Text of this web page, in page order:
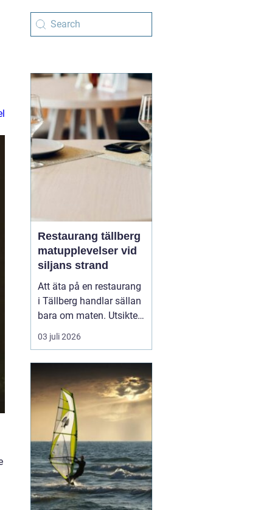
Restaurang tällberg
matupplevelser vid
siljans strand
Att äta på en restaurang
i Tällberg handlar sällan
bara om maten. Utsikten
över Siljan, de faluröda
gårdarna och den tydliga
gör varje måltid till en
helhetsupplevelse.
Samtidigt har byn
utvecklats till ett litet
kulinariskt na...
03 juli 2026